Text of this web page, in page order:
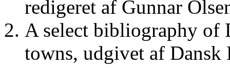
redigeret af Gunnar
A select bibliography of
towns, udgivet af